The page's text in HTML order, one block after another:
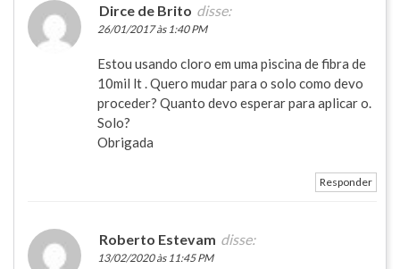
Dirce de Brito disse:
26/01/2017 às 1:40 PM
Estou usando cloro em uma piscina de fibra de
10mil lt . Quero mudar para o solo como devo
proceder? Quanto devo esperar para aplicar o.
Solo?
Obrigada
Responder
Roberto Estevam disse:
13/02/2020 às 11:45 PM